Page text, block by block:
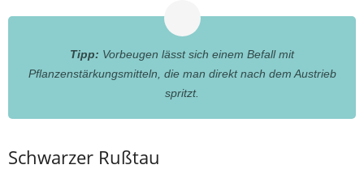
Tipp: Vorbeugen lässt sich einem Befall mit
Pflanzenstärkungsmitteln, die man direkt nach dem Austrieb
spritzt.
Schwarzer Rußtau